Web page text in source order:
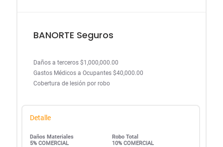
BANORTE Seguros
Daños a terceros $1,000,000.00
Gastos Médicos a Ocupantes $40,000.00
Cobertura de lesión por robo
Detalle
Daños Materiales
5% COMERCIAL
Robo Total
10% COMERCIAL